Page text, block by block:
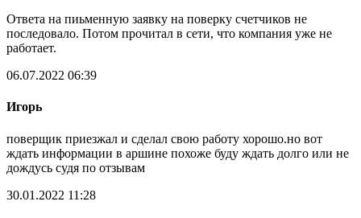
Ответа на пиьменную заявку на поверку счетчиков не
последовало. Потом прочитал в сети, что компания уже не
работает.
06.07.2022 06:39
Игорь
поверщик приезжал и сделал свою работу хорошо.но вот
ждать информации в аршине похоже буду ждать долго или не
дождусь судя по отзывам
30.01.2022 11:28